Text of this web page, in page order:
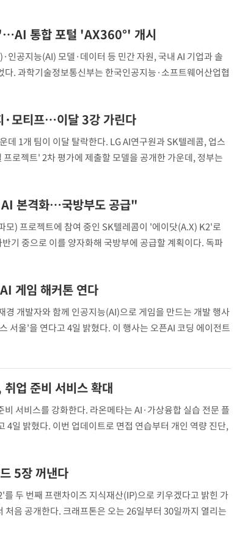
4일 이사회를 열고 기업가치 제고(밸류업) 계획 시행
통합 포털 'AX360°' 개시
공지능(AI) 모델·데이터 등 민간 자원, 국내 AI 기업과 솔
. 과학기술정보통신부는 한국인공지능·소프트웨어산업협
솔루션 정보를 모은 'AX360°'를 개시한다
모티프…이달 3강 가린다
1개 팀이 이달 탈락한다. LG AI연구원과 SK텔레콤, 업스
로젝트' 2차 평가에 제출할 모델을 공개한 가운데, 정부는
모델은 모두 필요한 부분만 선택적으로 작
본격화…국방부도 공급"
) 프로젝트에 참여 중인 SK텔레콤이 '에이닷(A.X) K2'로
기 중으로 이를 양자화해 국방부에 공급할 계획이다. 독파
일 SK텔레콤 뉴스룸을 통해 &q
게임 해커톤 연다
개발자와 함께 인공지능(AI)으로 게임을 만드는 개발 행사
서울'을 연다고 4일 밝혔다. 이 행사는 오픈AI 코딩 에이전트
활용한 게임 개발을 주제로
업 준비 서비스 확대
서비스를 강화한다. 라온메타는 AI·가상융합 실습 전문 플
일 밝혔다. 이번 업데이트로 면접 연습부터 개인 역량 진단,
원한다. AI 면접 코칭은 지원 직무에
5장 꺼낸다
두 번째 프랜차이즈 지식재산(IP)으로 키우겠다고 밝힌 가
음 공개한다. 크래프톤은 오는 26일부터 30일까지 열리는
관람객은 각 게임을 직접 플레이할 수 있다.